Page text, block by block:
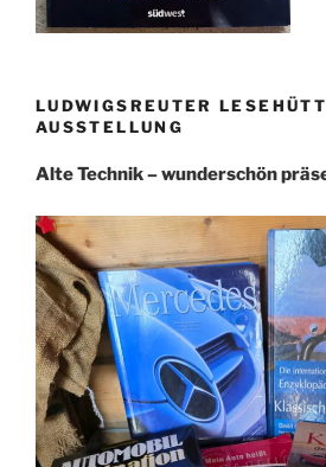
LUDWIGSREUTER
AUSSTELLUNG
Alte Technik – wunderschön